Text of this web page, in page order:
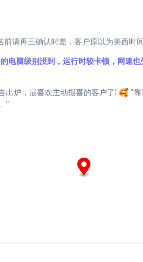
请再三确认时差，客户原以为美西时
电脑级别没到，运行时较卡顿，网速
出炉，最喜欢主动报喜的客户了! 🥰
"